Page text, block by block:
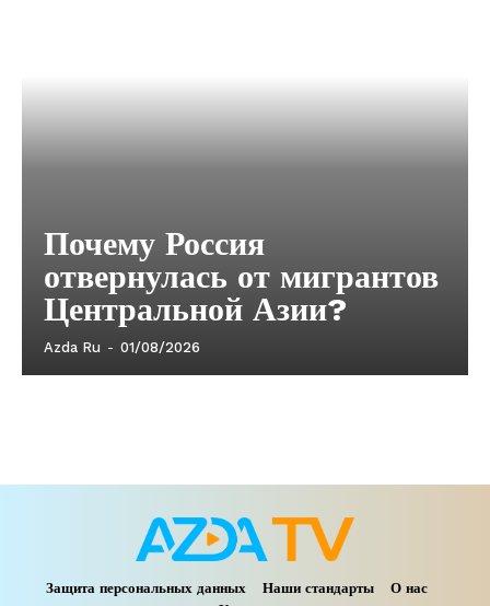
Почему Россия
отвернулась от мигрантов
Центральной Азии?
Azda Ru - 01/08/2026
Защита персональных данных Наши стандарты
О нас